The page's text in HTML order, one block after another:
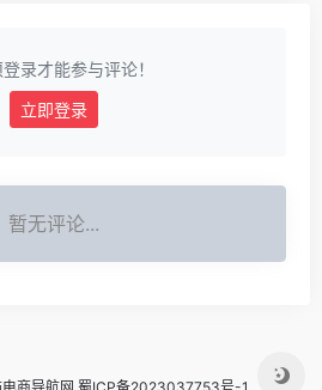
录才能参与评论！
立即登录
暂无评论...